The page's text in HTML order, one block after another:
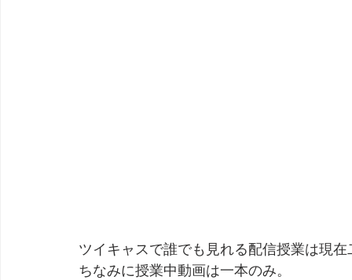
ツイキャスで誰でも見れる配信授業は現
ちなみに授業中動画は一本のみ。